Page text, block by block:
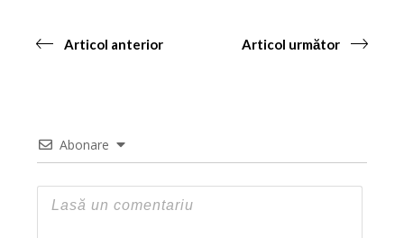
Articol anterior Articol următor
Abonare